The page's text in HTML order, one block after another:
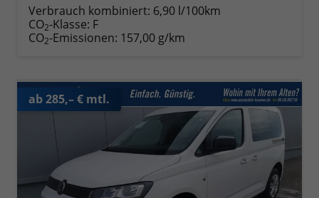
Verbrauch kombiniert: 6,90 l/100km
CO2-Klasse: F
CO2-Emissionen: 157,00 g/km
ab 285,– € mtl.